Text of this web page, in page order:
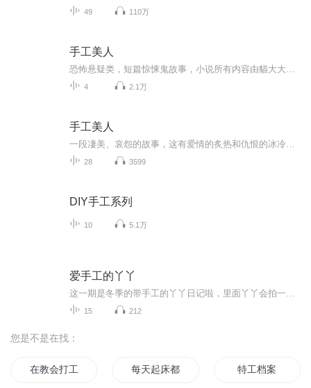
49 110万
手工美人
4 2.1万
手工美人
28 3599
DIY手工系列
10 5.1万
爱手工的丫丫
15 212
您是不是在找：
在教会打工的魔法师 每天起床都看见教主在破案特工档案